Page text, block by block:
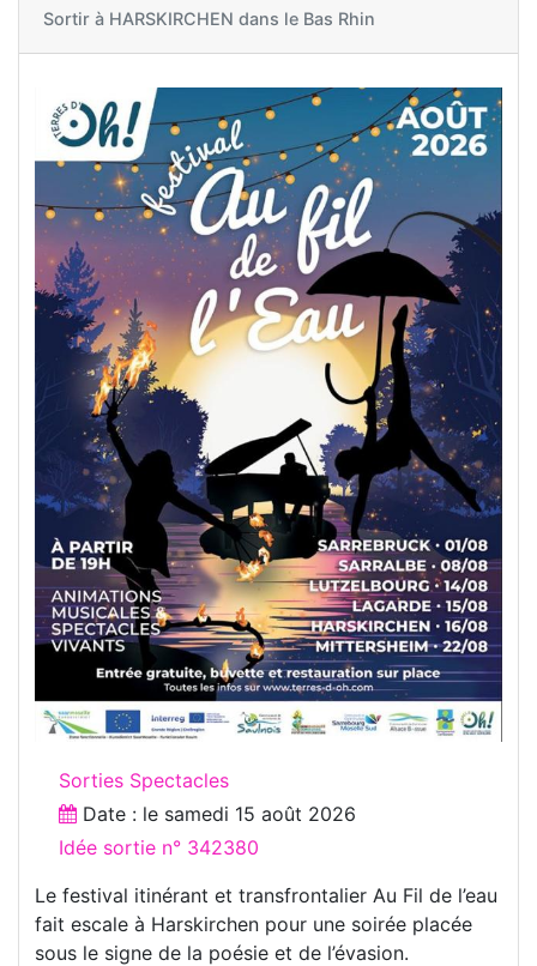
Sortir à HARSKIRCHEN dans le Bas Rhin
Sorties Spectacles
Date : le samedi 15 août 2026
Idée sortie n° 342380
Le festival itinérant et transfrontalier Au Fil de l’eau
fait escale à Harskirchen pour une soirée placée
sous le signe de la poésie et de l’évasion.